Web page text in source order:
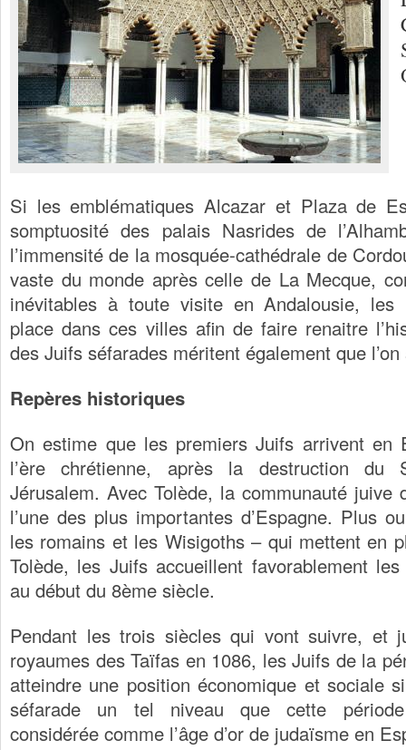
Si les emblématiques Alcazar et Plaza de
somptuosité des palais Nasrides de
l’immensité de la mosquée-cathédrale de
vaste du monde après celle de La Mecque,
inévitables à toute visite en Andalousie, les
place dans ces villes afin de faire renaitre
des Juifs séfarades méritent également que l’on
Repères historiques
On estime que les premiers Juifs arrivent en
l’ère chrétienne, après la destruction du
Jérusalem. Avec Tolède, la communauté juive
l’une des plus importantes d’Espagne. Plus
les romains et les Wisigoths – qui mettent en
Tolède, les Juifs accueillent favorablement
au début du 8ème siècle.
Pendant les trois siècles qui vont suivre, et
royaumes des Taïfas en 1086, les Juifs de la
atteindre une position économique et sociale
séfarade un tel niveau que cette
considérée comme l’âge d’or de judaïsme en